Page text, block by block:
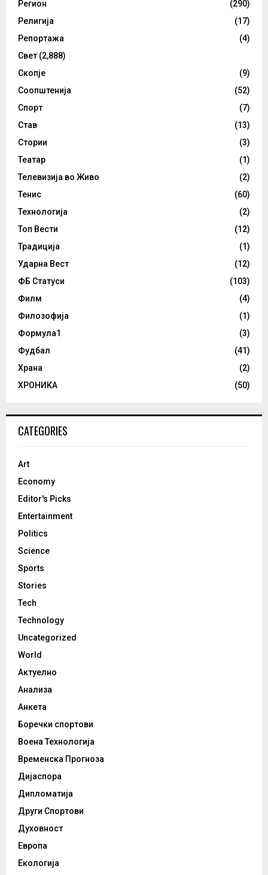
Регион
(290)
Религија
(17)
Репортажа
(4)
Свет (2,888)
Скопје
(9)
Соопштенија
(52)
Спорт
(7)
Став
(13)
Стории
(3)
Театар
(1)
Телевизија во Живо
(2)
Тенис
(60)
Технологија
(2)
Топ Вести
(12)
Традиција
(1)
Ударна Вест
(12)
ФБ Статуси
(103)
Филм
(4)
Филозофија
(1)
Формула1
(3)
Фудбал
(41)
Храна
(2)
ХРОНИКА
(50)
CATEGORIES
Art
Economy
Editor's Picks
Entertainment
Politics
Science
Sports
Stories
Tech
Technology
Uncategorized
World
Актуелно
Анализа
Анкета
Боречки спортови
Воена Технологија
Временска Прогноза
Дијаспора
Дипломатија
Други Спортови
Духовност
Европа
Екологија